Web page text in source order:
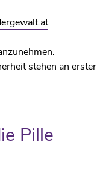
stehen an erster
Pille